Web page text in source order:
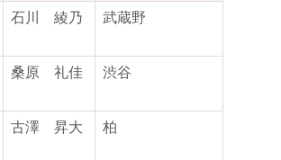
石川 綾乃 武蔵野
桑原 礼佳 渋谷
古澤 昇大 柏